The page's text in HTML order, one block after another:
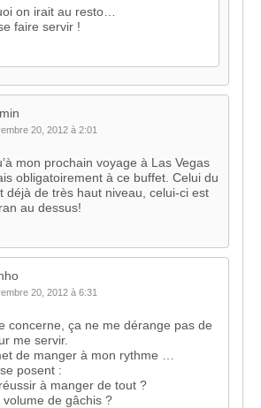
on irait au resto…
faire servir !
20, 2012 à 2:01
mon prochain voyage à Las Vegas
obligatoirement à ce buffet. Celui du
déjà de très haut niveau, celui-ci est
au dessus!
20, 2012 à 6:31
concerne, ça ne me dérange pas de
me servir.
de manger à mon rythme …
posent :
à manger de tout ?
de gâchis ?